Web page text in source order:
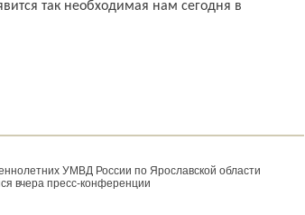
так необходимая нам сегодня в
УМВД России по Ярославской области
вчера пресс-конференции